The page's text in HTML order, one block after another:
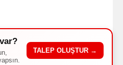
TALEP OLUŞTUR →